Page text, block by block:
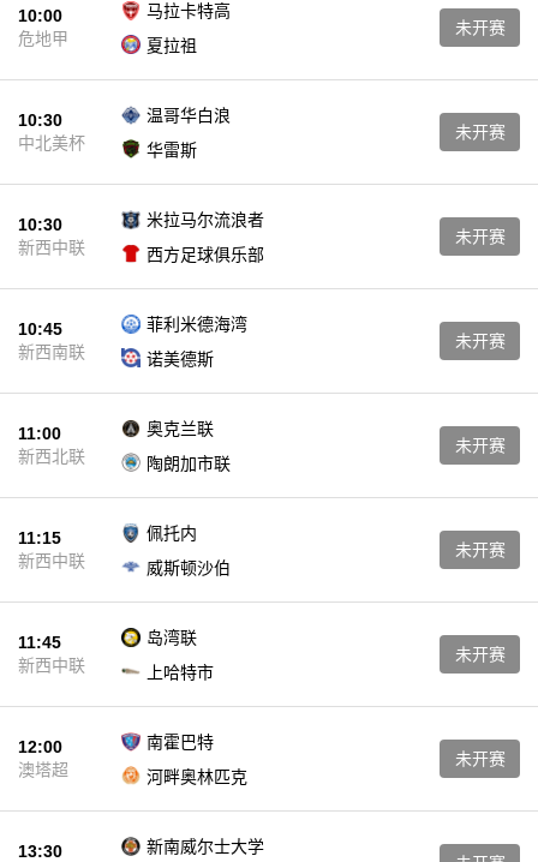
10:00
危地甲
马拉卡特高
夏拉祖
未开赛
10:30
中北美杯
温哥华白浪
华雷斯
未开赛
10:30
新西中联
米拉马尔流浪者
西方足球俱乐部
未开赛
10:45
新西南联
菲利米德海湾
诺美德斯
未开赛
11:00
新西北联
奥克兰联
陶朗加市联
未开赛
11:15
新西中联
佩托内
威斯顿沙伯
未开赛
11:45
新西中联
岛湾联
上哈特市
未开赛
12:00
澳塔超
南霍巴特
河畔奥林匹克
未开赛
13:30
新南威尔士大学